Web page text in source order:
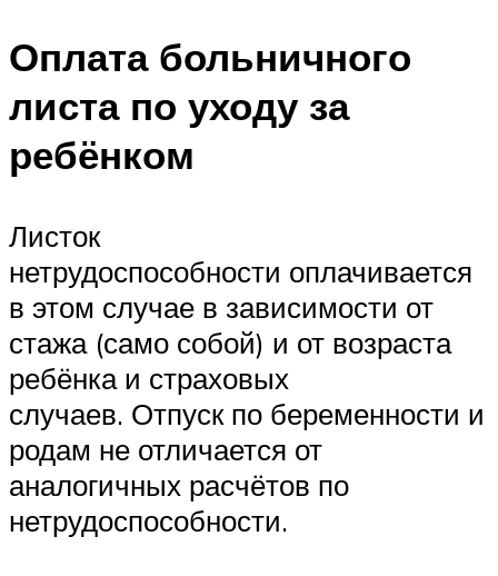
Оплата больничного
листа по уходу за
ребёнком
Листок
нетрудоспособности оплачивается
в этом случае в зависимости от
стажа (само собой) и от возраста
ребёнка и страховых
случаев. Отпуск по беременности и
родам не отличается от
аналогичных расчётов по
нетрудоспособности.